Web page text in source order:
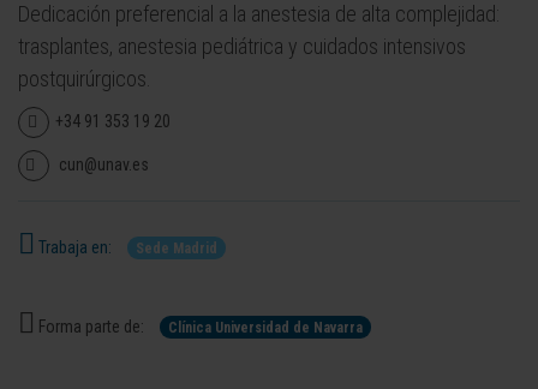
Dedicación preferencial a la anestesia de alta complejidad:
trasplantes, anestesia pediátrica y cuidados intensivos
postquirúrgicos.
+34 91 353 19 20
cun@unav.es
Trabaja en: Sede Madrid
Forma parte de: Clínica Universidad de Navarra